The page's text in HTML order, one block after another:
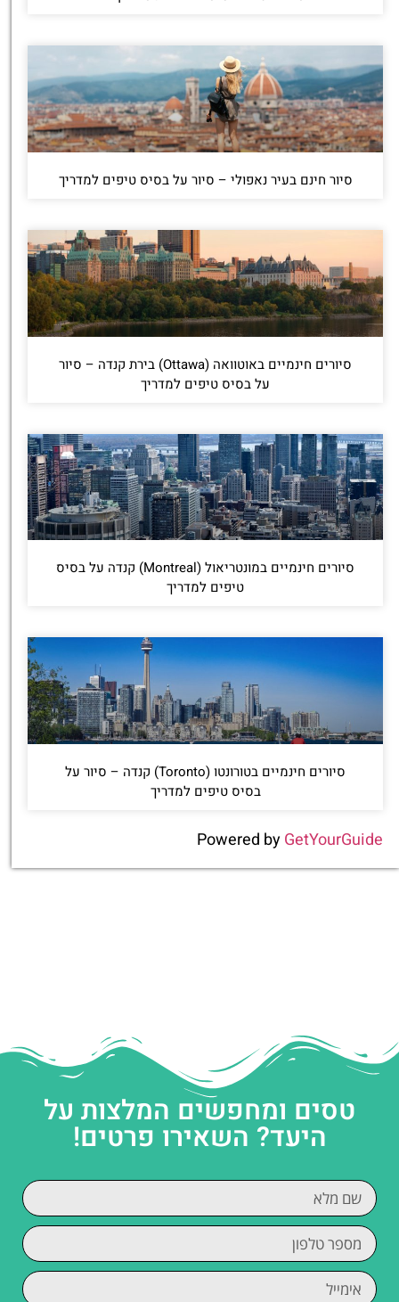
סיור חינם בעיר נאפולי – סיור על בסיס טיפים למדריך
סיורים חינמיים באוטוואה (Ottawa) בירת קנדה – סיור
על בסיס טיפים למדריך
סיורים חינמיים במונטריאול (Montreal) קנדה על בסיס
טיפים למדריך
סיורים חינמיים בטורונטו (Toronto) קנדה – סיור על
בסיס טיפים למדריך
Powered byGetYourGuide
טסים ומחפשים המלצות על
היעד? השאירו פרטים!